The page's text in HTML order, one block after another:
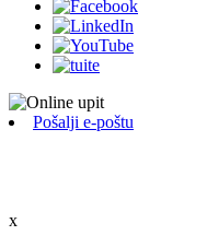
Pošalji e-poštu
x